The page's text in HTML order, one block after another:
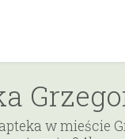
w mieście